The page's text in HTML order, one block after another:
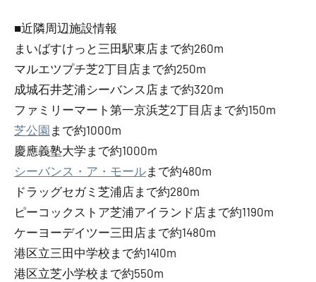
■近隣周辺施設情報
まいばすけっと三田駅東店まで約260m
マルエツプチ芝2丁目店まで約250m
成城石井芝浦シーバンス店まで約320m
ファミリーマート第一京浜芝2丁目店まで約150m
芝公園 まで約1000m
慶應義塾大学まで約1000m
シーバンス・ア・モールまで約480m
ドラッグセガミ芝浦店まで約280m
ピーコックストア芝浦アイランド店まで約1190m
ケーヨーデイツー三田店まで約1480m
港区立三田中学校まで約1410m
港区立芝小学校まで約550m